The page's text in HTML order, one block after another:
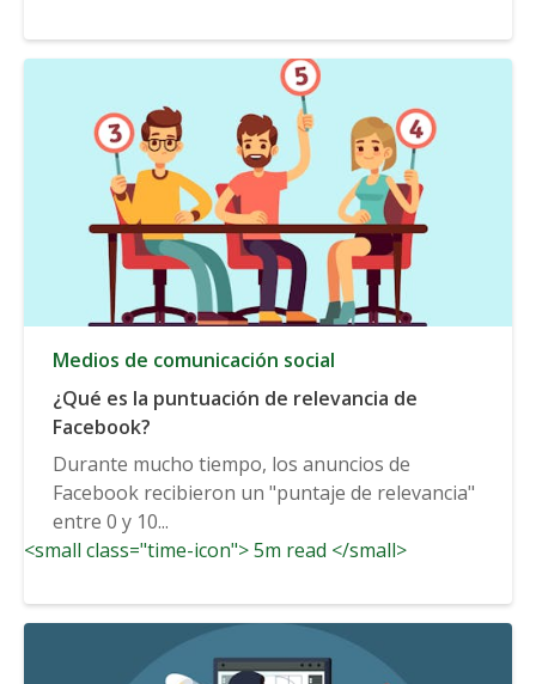
Medios de comunicación social
¿Qué es la puntuación de relevancia de
Facebook?
Durante mucho tiempo, los anuncios de
Facebook recibieron un "puntaje de relevancia"
entre 0 y 10...
<small class="time-icon"> 5m read </small>